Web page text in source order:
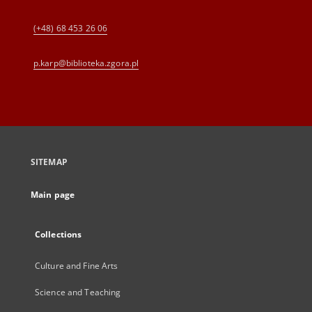
(+48) 68 453 26 06
p.karp@biblioteka.zgora.pl
SITEMAP
Main page
Collections
Culture and Fine Arts
Science and Teaching